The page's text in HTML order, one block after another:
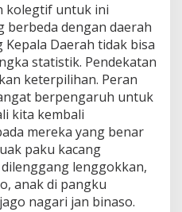
kolegtif untuk ini
berbeda dengan daerah
Daerah tidak bisa
statistik. Pendekatan
keterpilihan. Peran
berpengaruh untuk
kita kembali
mereka yang benar
paku kacang
lenggokkan,
anak di pangku
nagari jan binaso.